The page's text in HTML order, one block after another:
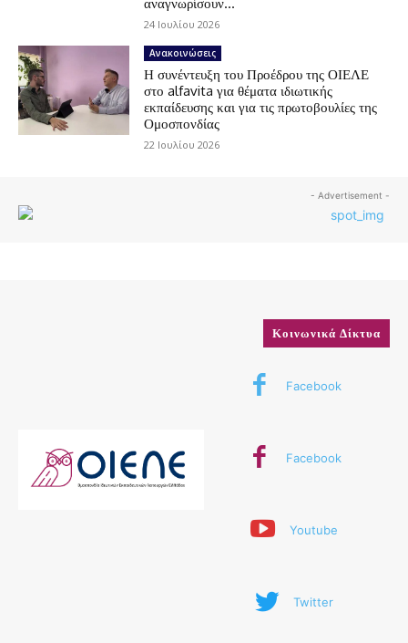
24 Ιουλίου 2026
Ανακοινώσεις
Η συνέντευξη του Προέδρου της ΟΙΕΛΕ
στο alfavita για θέματα ιδιωτικής
εκπαίδευσης και για τις πρωτοβουλίες της
Ομοσπονδίας
22 Ιουλίου 2026
- Advertisement -
Κοινωνικά Δίκτυα
Facebook
Facebook
Youtube
Twitter